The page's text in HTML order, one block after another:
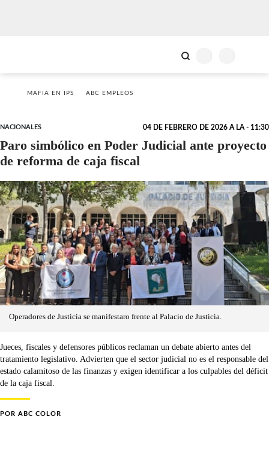
MAFIA EN IPS ABC EMPLEOS
NACIONALES 04 DE FEBRERO DE 2026 A LA - 11:30
Paro simbólico en Poder Judicial ante proyecto
de reforma de caja fiscal
Operadores de Justicia se manifestaro frente al Palacio de Justicia.
Jueces, fiscales y defensores públicos reclaman un debate abierto antes del
tratamiento legislativo. Advierten que el sector judicial no es el responsable del
estado calamitoso de las finanzas y exigen identificar a los culpables del déficit
de la caja fiscal.
POR ABC COLOR